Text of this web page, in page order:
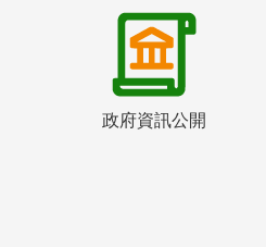
政府資訊公開